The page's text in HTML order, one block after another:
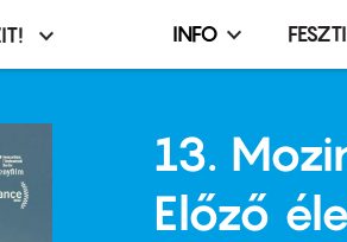
Infó,
menü
INFO
13.
Előző